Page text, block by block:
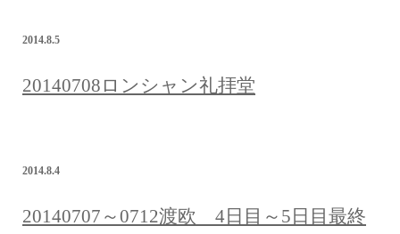
2014.8.5
20140708ロンシャン礼拝堂
2014.8.4
20140707～0712渡欧 4日目～5日目最終